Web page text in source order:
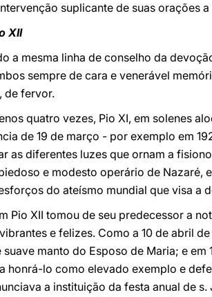
suplicante de suas orações
XII
a mesma linha de conselho da
sempre de cara e venerável
de fervor.
quatro vezes, Pio XI, em solenes
de 19 de março - por exemplo em
as diferentes luzes que ornam a
e modesto operário de Nazaré,
do ateísmo mundial que visa a
Pio XII tomou de seu predecessor a
e felizes. Como a 10 de abril de
suave manto do Esposo de Maria; e em
honrá-lo como elevado exemplo e
a instituição da festa anual de